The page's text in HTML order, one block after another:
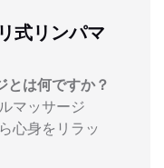
式リンパマ
とは何ですか？
マッサージ
心身をリラッ